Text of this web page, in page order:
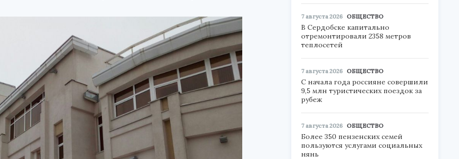
7 августа 2026 ОБЩЕСТВО
В Сердобске капитально
отремонтировали 2358 метров
теплосетей
7 августа 2026 ОБЩЕСТВО
С начала года россияне совершили
9,5 млн туристических поездок за
рубеж
7 августа 2026 ОБЩЕСТВО
Более 350 пензенских семей
пользуются услугами социальных
нянь